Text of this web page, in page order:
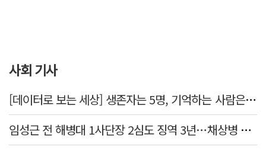
사회 기사
[데이터로 보는 세상] 생존자는 5명, 기억하는 사람은 늘었다
임성근 전 해병대 1사단장 2심도 징역 3년…채상병 순직 책임 유죄